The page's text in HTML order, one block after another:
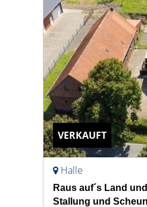
VERKAUFT
Halle
Raus auf´s Land
Stallung und